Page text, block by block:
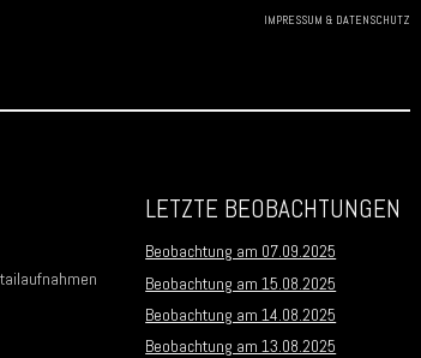
IMPRESSUM & DATENSCHUTZ
LETZTE BEOBACHTUNGEN
Beobachtung am 07.09.2025
Beobachtung am 15.08.2025
Beobachtung am 14.08.2025
Beobachtung am 13.08.2025